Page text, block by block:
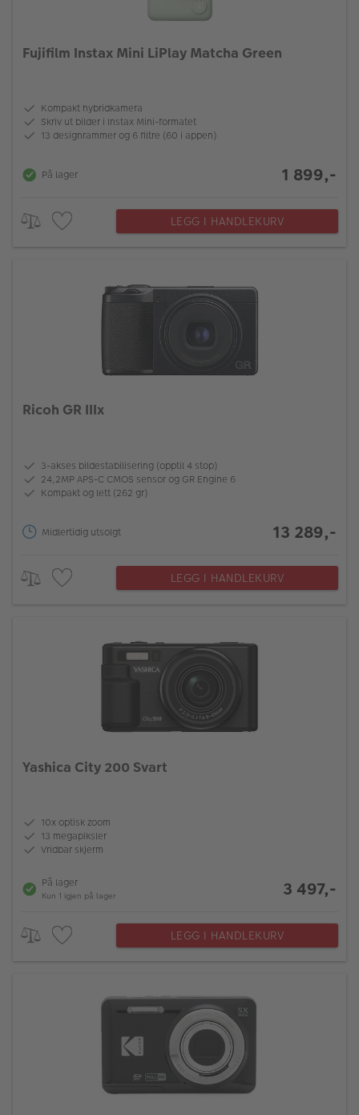
Fujifilm Instax Mini LiPlay Matcha Green
Kompakt hybridkamera
Skriv ut bilder i Instax Mini-formatet
13 designrammer og 6 filtre (60 i appen)
På lager 1 899,-
LEGG I HANDLEKURV
Ricoh GR IIIx
3-akses bildestabilisering (opptil 4 stop)
24,2MP APS-C CMOS sensor og GR Engine 6
Kompakt og lett (262 gr)
Midlertidig utsolgt 13 289,-
LEGG I HANDLEKURV
Yashica City 200 Svart
10x optisk zoom
13 megapiksler
Vridbar skjerm
På lager
Kun 1 igjen på lager 3 497,-
LEGG I HANDLEKURV